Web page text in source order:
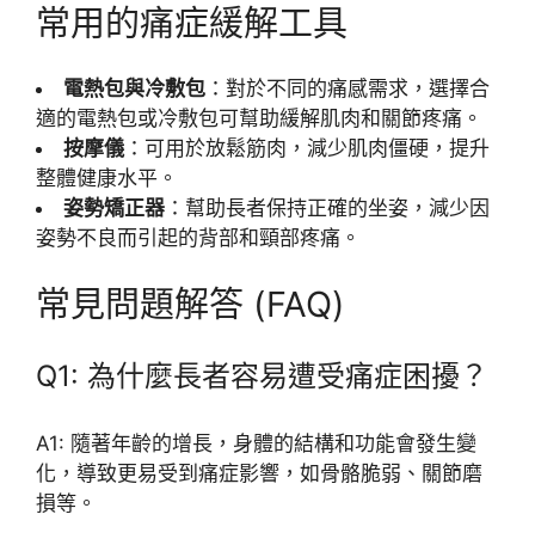
常用的痛症緩解工具
電熱包與冷敷包 ：對於不同的痛感需求，選擇合
適的電熱包或冷敷包可幫助緩解肌肉和關節疼痛。
按摩儀：可用於放鬆筋肉，減少肌肉僵硬，提升
整體健康水平。
姿勢矯正器 ：幫助長者保持正確的坐姿，減少因
姿勢不良而引起的背部和頸部疼痛。
常見問題解答 (FAQ)
Q1: 為什麼長者容易遭受痛症困擾？
A1: 隨著年齡的增長，身體的結構和功能會發生變
化，導致更易受到痛症影響，如骨骼脆弱、關節磨
損等。